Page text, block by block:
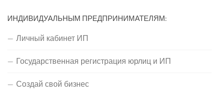
ИНДИВИДУАЛЬНЫМ ПРЕДПРИНИМАТЕЛЯМ:
Личный кабинет ИП
Государственная регистрация юрлиц и ИП
Создай свой бизнес